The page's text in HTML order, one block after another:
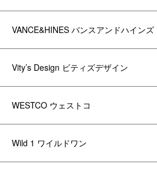
VANCE&HINES バンスアンドハインズ
Vity’s Design ビティズデザイン
WESTCO ウェストコ
Wild 1 ワイルドワン